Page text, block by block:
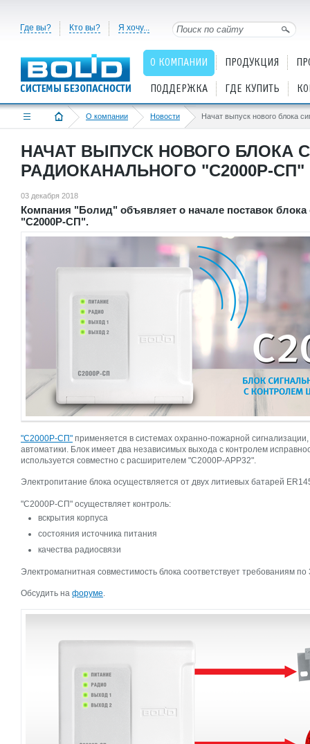
Где вы? Кто вы? Я хочу...
О КОМПАНИИ ПРОДУКЦИЯ
ПОДДЕРЖКА ГДЕ КУПИТЬ
О компании Новости
НАЧАТ ВЫПУСК НОВОГО БЛОКА
РАДИОКАНАЛЬНОГО "С2000Р-СП"
03 декабря 2018
Компания "Болид" объявляет о начале поставок блока
"С2000Р-СП".
"С2000Р-СП" применяется в системах охранно-пожарной
автоматики. Блок имеет два независимых выхода c контролем
используется совместно с расширителем "С2000Р-АРР32".
Электропитание блока осуществляется от двух литиевых батарей
"С2000Р-СП" осуществляет контроль:
вскрытия корпуса
состояния источника питания
качества радиосвязи
Электромагнитная совместимость блока соответствует требованиям по
Обсудить на форуме.